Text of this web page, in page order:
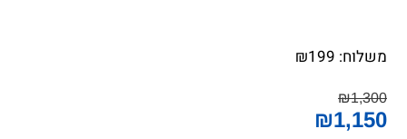
משלוח: ₪199
₪1,300
₪1,150